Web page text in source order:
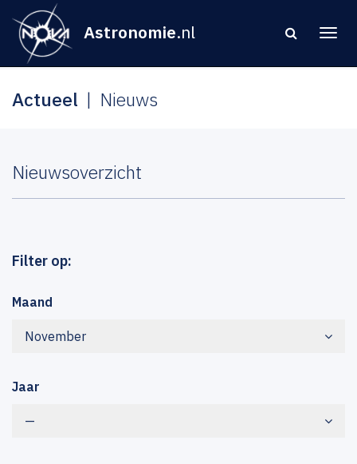
Astronomie.nl
Actueel Nieuws
Nieuwsoverzicht
Filter op:
Maand
November
Jaar
—